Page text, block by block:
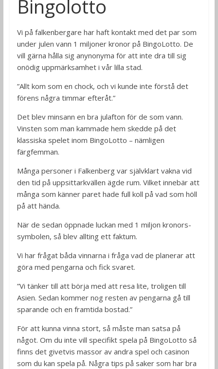
Bingolotto
Vi på falkenbergare har haft kontakt med det par som
under julen vann 1 miljoner kronor på BingoLotto. De
vill gärna hålla sig anynonyma för att inte dra till sig
onödig uppmärksamhet i vår lilla stad.
”Allt kom som en chock, och vi kunde inte förstå det
förens några timmar efteråt.”
Det blev minsann en bra julafton för de som vann.
Vinsten som man kammade hem skedde på det
klassiska spelet inom BingoLotto – nämligen
färgfemman.
Många personer i Falkenberg var självklart vakna vid
den tid på uppsittarkvällen ägde rum. Vilket innebär att
många som känner paret hade full koll på vad som höll
på att hända.
När de sedan öppnade luckan med 1 miljon kronors-
symbolen, så blev allting ett faktum.
Vi har frågat båda vinnarna i fråga vad de planerar att
göra med pengarna och fick svaret.
”Vi tänker till att börja med att resa lite, troligen till
Asien. Sedan kommer nog resten av pengarna gå till
sparande och en framtida bostad.”
För att kunna vinna stort, så måste man satsa på
något. Om du inte vill specifikt spela på BingoLotto så
finns det givetvis massor av andra spel och casinon
som du kan spela på. Några tips på saker som har bra